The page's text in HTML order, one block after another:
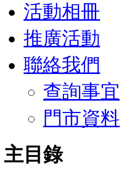
活動相冊
推廣活動
聯絡我們
查詢事宜
門市資料
主目錄